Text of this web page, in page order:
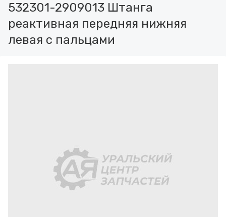
532301-2909013 Штанга
реактивная передняя нижняя
левая с пальцами